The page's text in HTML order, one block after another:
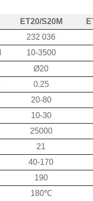
ET20/S20M
232 036
10-3500
Ø20
0.25
20-80
10-30
25000
21
40-170
190
180℃